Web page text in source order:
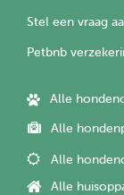
Stel een vraag
Petbnb
Alle
Alle
Alle
Alle